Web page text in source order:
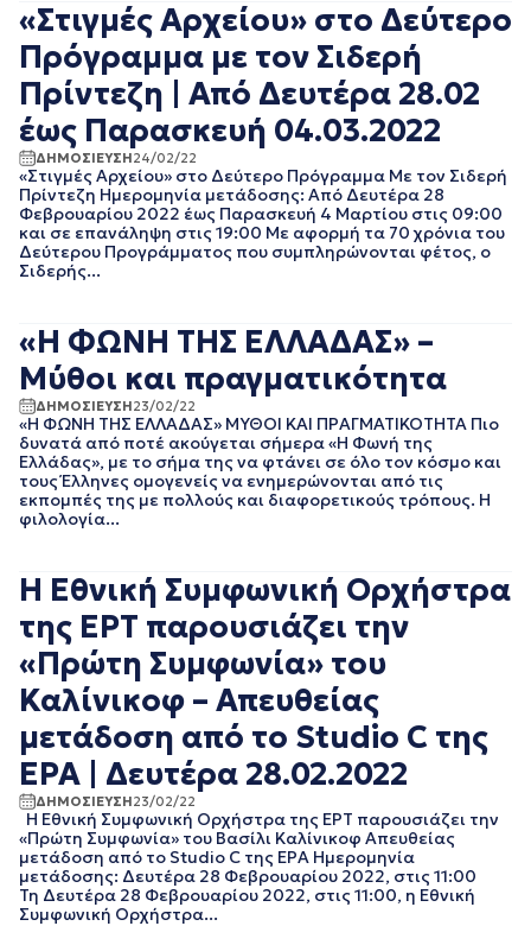
ΙΑΝΟΥΑΡΙΟΣ 2017
ΔΕΚΕΜΒΡΙΟΣ 2016
ΝΟΕΜΒΡΙΟΣ 2016
ΟΚΤΩΒΡΙΟΣ 2016
ΣΕΠΤΕΜΒΡΙΟΣ 2016
ΑΥΓΟΥΣΤΟΣ 2016
ΙΟΥΛΙΟΣ 2016
ΙΟΥΝΙΟΣ 2016
«Στιγμές Αρχείου» στο Δεύτερο
Πρόγραμμα με τον Σιδερή
Πρίντεζη | Από Δευτέρα 28.02
έως Παρασκευή 04.03.2022
ΔΗΜΟΣΙΕΥΣΗ24/02/22
«Στιγμές Αρχείου» στο Δεύτερο Πρόγραμμα Με τον Σιδερή
Πρίντεζη Ημερομηνία μετάδοσης: Από Δευτέρα 28
Φεβρουαρίου 2022 έως Παρασκευή 4 Μαρτίου στις 09:00
και σε επανάληψη στις 19:00 Με αφορμή τα 70 χρόνια του
Δεύτερου Προγράμματος που συμπληρώνονται φέτος, ο
Σιδερής...
«Η ΦΩΝΗ ΤΗΣ ΕΛΛΑΔΑΣ» –
Μύθοι και πραγματικότητα
ΔΗΜΟΣΙΕΥΣΗ23/02/22
«Η ΦΩΝΗ ΤΗΣ ΕΛΛΑΔΑΣ» ΜΥΘΟΙ ΚΑΙ ΠΡΑΓΜΑΤΙΚΟΤΗΤΑ Πιο
δυνατά από ποτέ ακούγεται σήμερα «Η Φωνή της
Ελλάδας», με το σήμα της να φτάνει σε όλο τον κόσμο και
τους Έλληνες ομογενείς να ενημερώνονται από τις
εκπομπές της με πολλούς και διαφορετικούς τρόπους. Η
φιλολογία...
Η Εθνική Συμφωνική Ορχήστρα
της ΕΡΤ παρουσιάζει την
«Πρώτη Συμφωνία» του
Καλίνικοφ – Απευθείας
μετάδοση από το Studio C της
ΕΡΑ | Δευτέρα 28.02.2022
ΔΗΜΟΣΙΕΥΣΗ23/02/22
Η Εθνική Συμφωνική Ορχήστρα της ΕΡΤ παρουσιάζει την
«Πρώτη Συμφωνία» του Βασίλι Καλίνικοφ Απευθείας
μετάδοση από το Studio C της ΕΡΑ Ημερομηνία
μετάδοσης: Δευτέρα 28 Φεβρουαρίου 2022, στις 11:00
Τη Δευτέρα 28 Φεβρουαρίου 2022, στις 11:00, η Εθνική
Συμφωνική Ορχήστρα...